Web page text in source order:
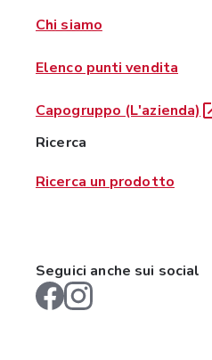
Chi siamo
Elenco punti vendita
Capogruppo (L'azienda)
Ricerca
Ricerca un prodotto
Seguici anche sui social